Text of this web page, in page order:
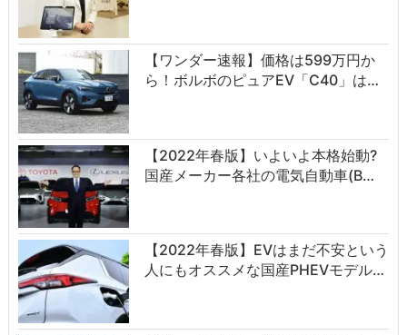
【ワンダー速報】価格は599万円か
ら！ボルボのピュアEV「C40」は…
【2022年春版】いよいよ本格始動?
国産メーカー各社の電気自動車(B…
【2022年春版】EVはまだ不安という
人にもオススメな国産PHEVモデル…